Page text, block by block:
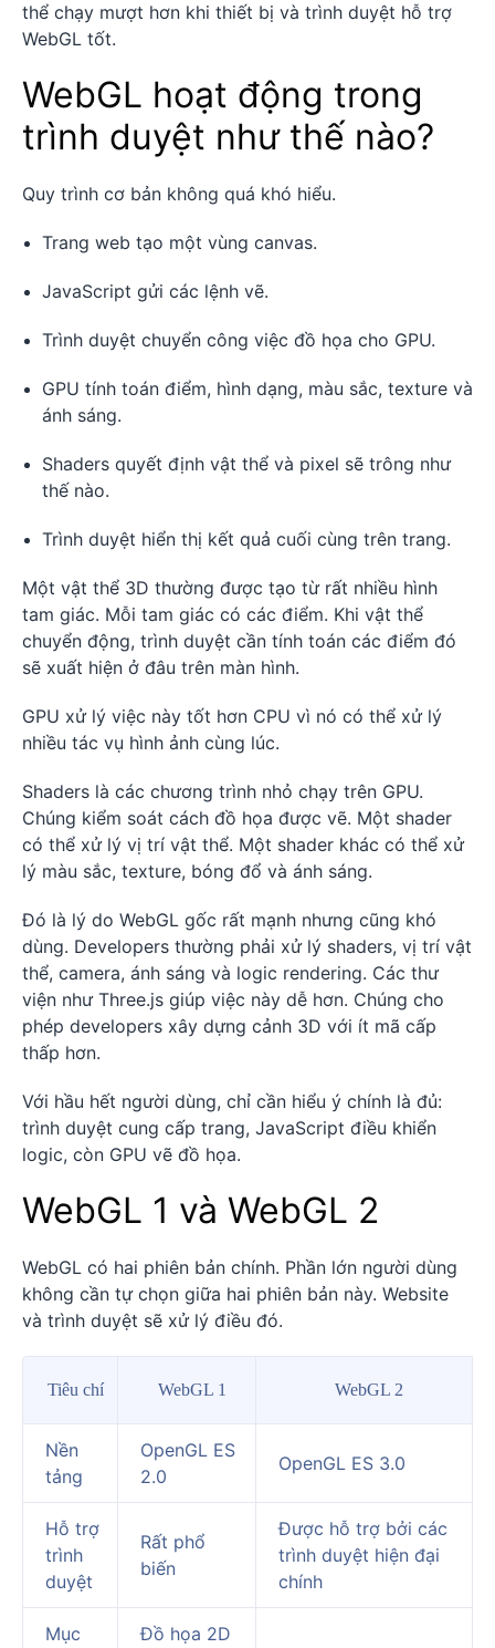
thể chạy mượt hơn khi thiết bị và trình duyệt hỗ trợ
WebGL tốt.
WebGL hoạt động trong
trình duyệt như thế nào?
Quy trình cơ bản không quá khó hiểu.
Trang web tạo một vùng canvas.
JavaScript gửi các lệnh vẽ.
Trình duyệt chuyển công việc đồ họa cho GPU.
GPU tính toán điểm, hình dạng, màu sắc, texture và
ánh sáng.
Shaders quyết định vật thể và pixel sẽ trông như
thế nào.
Trình duyệt hiển thị kết quả cuối cùng trên trang.
Một vật thể 3D thường được tạo từ rất nhiều hình
tam giác. Mỗi tam giác có các điểm. Khi vật thể
chuyển động, trình duyệt cần tính toán các điểm đó
sẽ xuất hiện ở đâu trên màn hình.
GPU xử lý việc này tốt hơn CPU vì nó có thể xử lý
nhiều tác vụ hình ảnh cùng lúc.
Shaders là các chương trình nhỏ chạy trên GPU.
Chúng kiểm soát cách đồ họa được vẽ. Một shader
có thể xử lý vị trí vật thể. Một shader khác có thể xử
lý màu sắc, texture, bóng đổ và ánh sáng.
Đó là lý do WebGL gốc rất mạnh nhưng cũng khó
dùng. Developers thường phải xử lý shaders, vị trí vật
thể, camera, ánh sáng và logic rendering. Các thư
viện như Three.js giúp việc này dễ hơn. Chúng cho
phép developers xây dựng cảnh 3D với ít mã cấp
thấp hơn.
Với hầu hết người dùng, chỉ cần hiểu ý chính là đủ:
trình duyệt cung cấp trang, JavaScript điều khiển
logic, còn GPU vẽ đồ họa.
WebGL 1 và WebGL 2
WebGL có hai phiên bản chính. Phần lớn người dùng
không cần tự chọn giữa hai phiên bản này. Website
và trình duyệt sẽ xử lý điều đó.
Tiêu chí WebGL 1 WebGL 2
Nền
tảng
OpenGL ES
2.0
OpenGL ES 3.0
Hỗ trợ
trình
duyệt
Rất phổ
biến
Được hỗ trợ bởi các
trình duyệt hiện đại
chính
Mục Đồ họa 2D